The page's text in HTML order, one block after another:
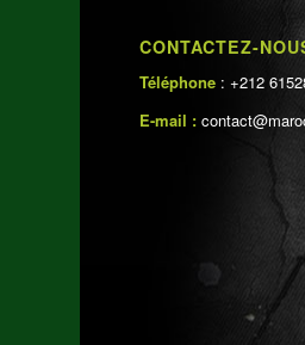
CONTACTEZ-
Téléphone : +212
E-mail :